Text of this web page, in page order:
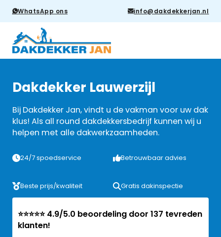
WhatsApp ons info@dakdekkerjan.nl
Dakdekker Lauwerzijl
Bij Dakdekker Jan, vindt u de vakman voor uw dak
klus! Als all round dakdekkersbedrijf kunnen wij u
helpen met alle dakwerkzaamheden.
24/7 spoedservice Betrouwbaar advies
Beste prijs/kwaliteit Gratis dakinspectie
⭐⭐⭐⭐⭐ 4.9/5.0 beoordeling door 137 tevreden
klanten!